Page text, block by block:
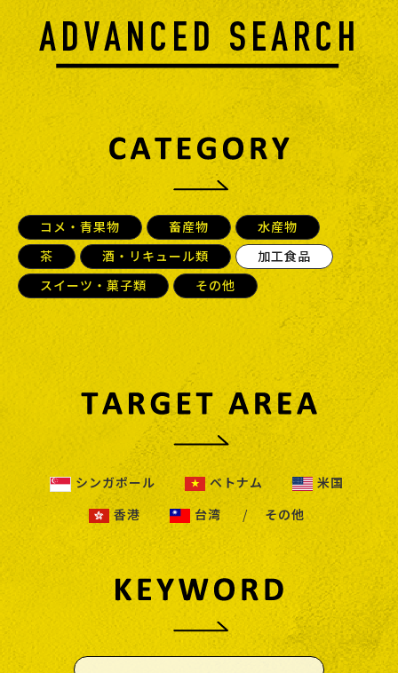
コメ・青果物 畜産物
水産物
茶
酒・リキュール類
加工食品
スイーツ・菓子類
その他
シンガポール ベトナム
米国
香港
台湾 その他